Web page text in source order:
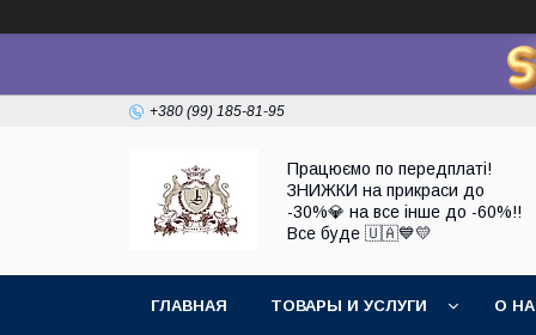
+380 (99) 185-81-95
Працюємо по передплаті!
ЗНИЖКИ на прикраси до
-30%💎 на все інше до -60%!!
Все буде 🇺🇦💙💛
ГЛАВНАЯ ТОВАРЫ И УСЛУГИ О